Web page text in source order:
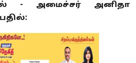
- அமைச்சர் அனிதா